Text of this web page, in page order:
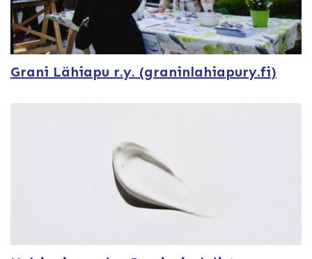
Grani Lähiapu r.y. (graninlahiapury.fi)